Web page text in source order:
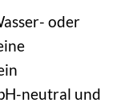
oder
neutral und